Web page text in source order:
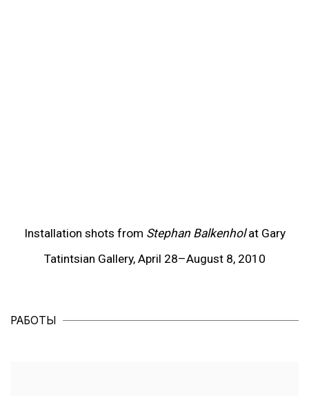
Installation shots from Stephan Balkenholat Gary
Tatintsian Gallery, April 28–August 8, 2010
РАБОТЫ